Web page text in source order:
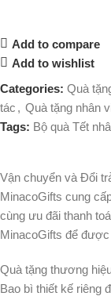
Add to compare
Add to wishlist
Categories: Quà
tác , Quà tặng nhân
Tags: Bộ quà Tết
Vận chuyển và Đổi
MinacoGifts cung
cùng ưu đãi thanh
MinacoGifts để được
Quà tặng thương
Bao bì thiết kế riêng